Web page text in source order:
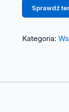
Sprawdź
Kategoria: